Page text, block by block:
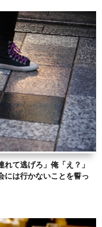
て逃げろ」俺「え？」
は行かないことを誓っ